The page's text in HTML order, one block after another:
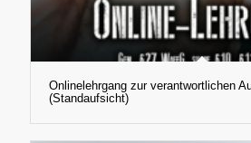
Onlinelehrgang zur verantwortlichen
(Standaufsicht)